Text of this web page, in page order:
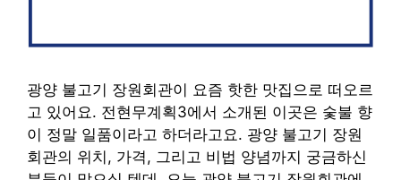
광양 불고기 장원회관이 요즘 핫한 맛집으로 떠오르
고 있어요. 전현무계획3에서 소개된 이곳은 숯불 향
이 정말 일품이라고 하더라고요. 광양 불고기 장원
회관의 위치, 가격, 그리고 비법 양념까지 궁금하신